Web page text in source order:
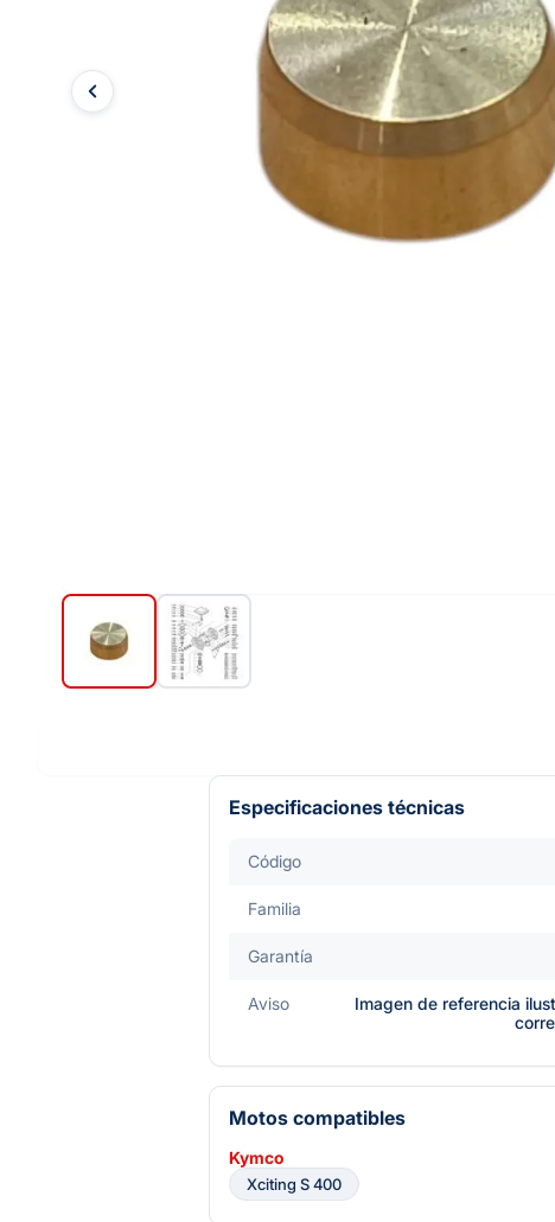
Especificaciones técnicas
Código
Familia
Garantía
Aviso
Imagen de referencia
Motos compatibles
Kymco
Xciting S 400